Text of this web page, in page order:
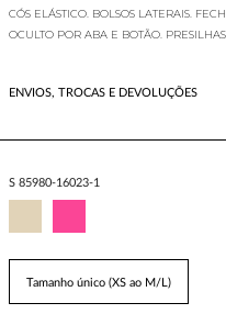
CÓS ELÁSTICO. BOLSOS LATERAIS.
OCULTO POR ABA E BOTÃO.
ENVIOS, TROCAS E DEVOLUÇÕES
S 85980-16023-1
Tamanho único (XS ao M/L)